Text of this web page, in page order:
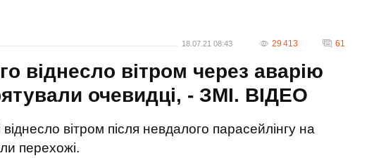
18.07.21 08:43 29 413 61
віднесло вітром через аварію
очевидці, - ЗМІ. ВIДЕО
вітром після невдалого парасейлінгу на
перехожі.